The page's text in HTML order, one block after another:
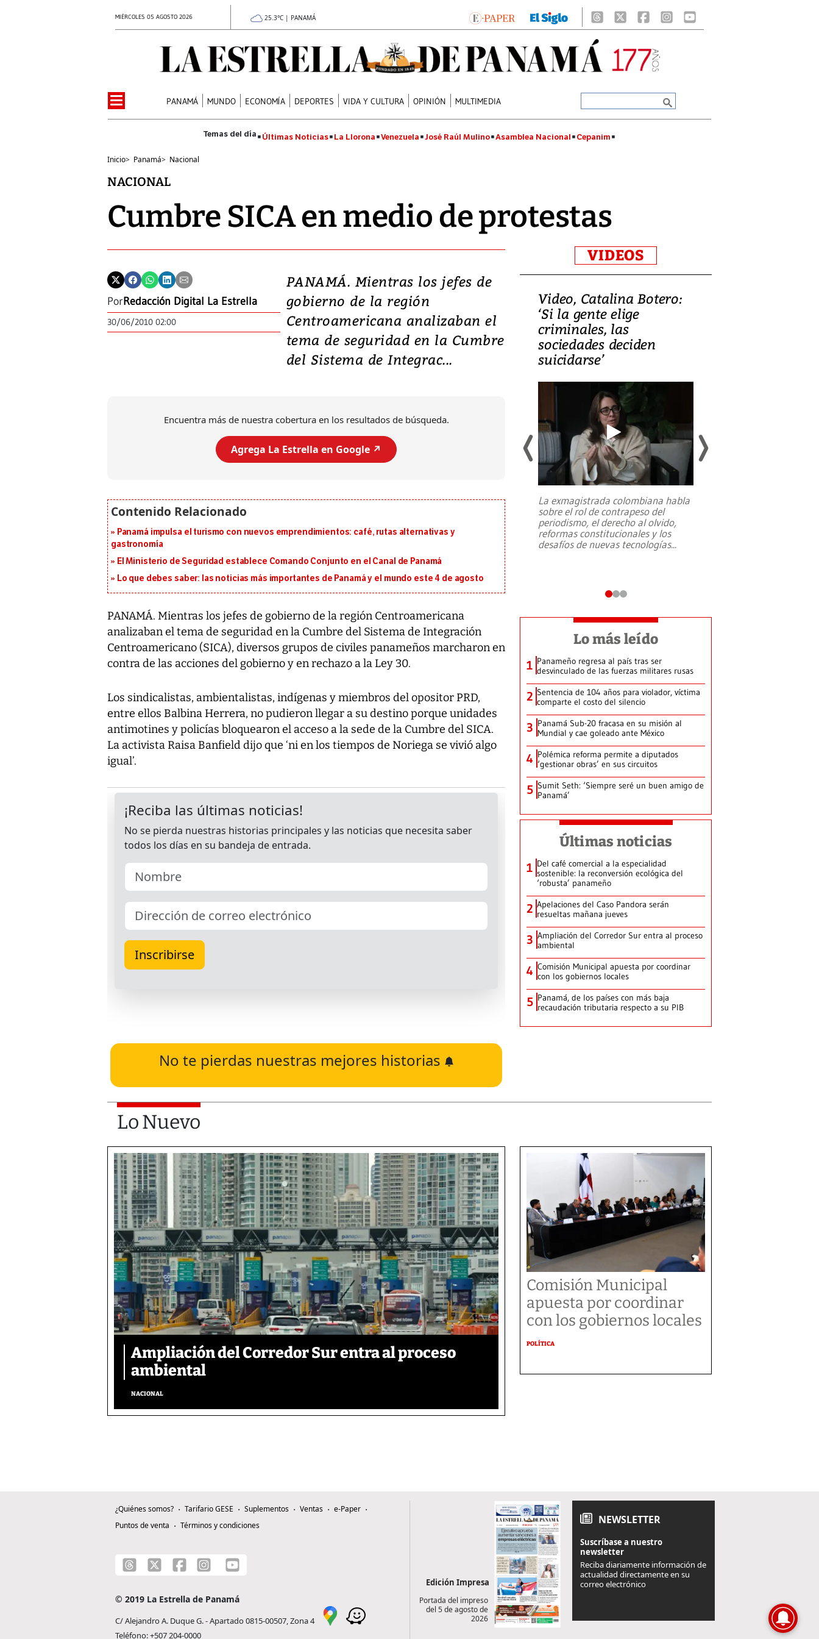
MIÉRCOLES 05 AGOSTO 2026 25.3°C | PANAMÁ
PANAMÁ MUNDO ECONOMÍA DEPORTES VIDA Y CULTURA OPINIÓN MULTIMEDIA
Últimas Noticias La Llorona Venezuela José Raúl Mulino Asamblea Nacional Cepanim
Inicio> Panamá> Nacional
NACIONAL
Cumbre SICA en medio de protestas
PorRedacción Digital La Estrella
30/06/2010 02:00
PANAMÁ. Mientras los jefes de
gobierno de la región
Centroamericana analizaban el
tema de seguridad en la Cumbre
del Sistema de Integrac...
Encuentra más de nuestra cobertura en los resultados de búsqueda.
Agrega La Estrella en Google ↗️
Panamá impulsa el turismo con nuevos emprendimientos: café, rutas alternativas y
gastronomía
El Ministerio de Seguridad establece Comando Conjunto en el Canal de Panamá
Lo que debes saber: las noticias más importantes de Panamá y el mundo este 4 de agosto
PANAMÁ. Mientras los jefes de gobierno de la región Centroamericana
analizaban el tema de seguridad en la Cumbre del Sistema de Integración
Centroamericano (SICA), diversos grupos de civiles panameños marcharon en
contra de las acciones del gobierno y en rechazo a la Ley 30.
Los sindicalistas, ambientalistas, indígenas y miembros del opositor PRD,
entre ellos Balbina Herrera, no pudieron llegar a su destino porque unidades
antimotines y policías bloquearon el acceso a la sede de la Cumbre del SICA.
La activista Raisa Banfield dijo que ‘ni en los tiempos de Noriega se vivió algo
igual’.
No te pierdas nuestras mejores historias
VIDEOS
Video, Japón: Terremoto
deja heridos y graves
daños en Kumamoto
al sur de Japón, provocando una
Video, Catalina Botero:
‘Si la gente elige
criminales, las
sociedades deciden
suicidarse’
La exmagistrada colombiana habla
sobre el rol de contrapeso del
periodismo, el derecho al olvido,
reformas constitucionales y los
desafíos de nuevas tecnologías...
Lo más leído
1 Panameño regresa al país tras ser
desvinculado de las fuerzas militares rusas
2 Sentencia de 104 años para violador, víctima
comparte el costo del silencio
3 Panamá Sub-20 fracasa en su misión al
Mundial y cae goleado ante México
4 Polémica reforma permite a diputados
‘gestionar obras’ en sus circuitos
5 Sumit Seth: ‘Siempre seré un buen amigo de
Panamá’
Últimas noticias
1 Del café comercial a la especialidad
sostenible: la reconversión ecológica del
‘robusta’ panameño
2 Apelaciones del Caso Pandora serán
resueltas mañana jueves
3 Ampliación del Corredor Sur entra al proceso
ambiental
4 Comisión Municipal apuesta por coordinar
con los gobiernos locales
5 Panamá, de los países con más baja
recaudación tributaria respecto a su PIB
Lo Nuevo
Ampliación del Corredor Sur entra al proceso
ambiental
NACIONAL
Comisión Municipal
apuesta por coordinar
con los gobiernos locales
POLÍTICA
¿Quiénes somos? Tarifario GESE Suplementos Ventas
e-Paper
Puntos de venta
Términos y condiciones
© 2019 La Estrella de Panamá
C/ Alejandro A. Duque G. - Apartado 0815-00507, Zona 4
Teléfono: +507 204-0000
Edición Impresa
Portada del impreso
del 5 de agosto de
2026
NEWSLETTER
Suscríbase a nuestro
newsletter
Reciba diariamente información de
actualidad directamente en su
correo electrónico